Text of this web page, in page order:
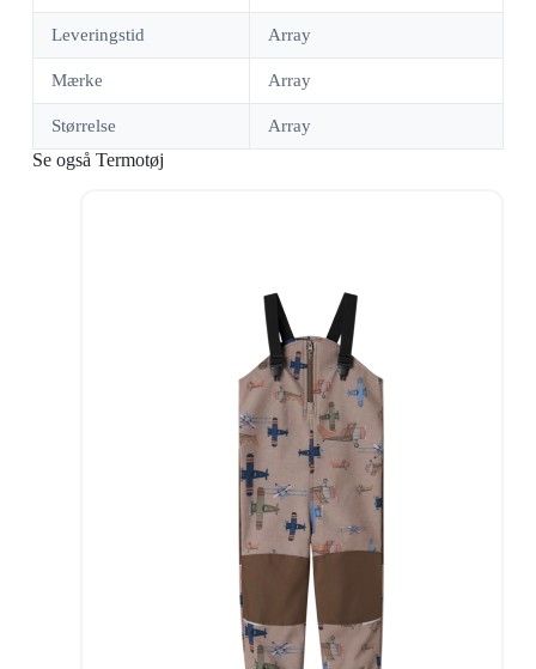
Leveringstid Array
Mærke Array
Størrelse Array
Se også Termotøj